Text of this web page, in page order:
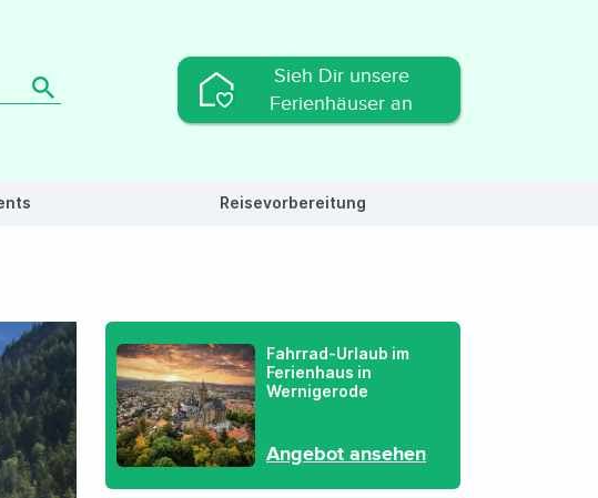
Sieh Dir unsere
Ferienhäuser an
Reisevorbereitung
Fahrrad-Urlaub im
Ferienhaus in
Wernigerode
Angebot ansehen